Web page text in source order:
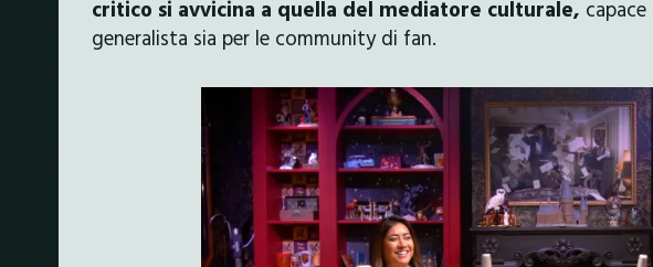
critico si avvicina a quella del mediatore culturale,
generalista sia per le community di fan.